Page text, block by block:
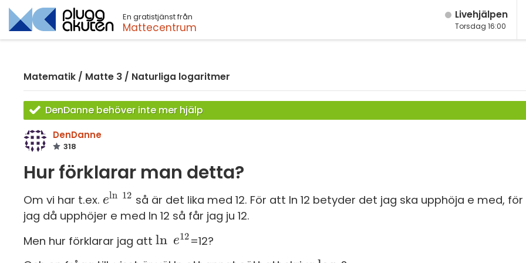
En gratistjänst från
Mattecentrum
Live­hjälpen
Torsdag 16:00
Matematik / Matte 3 / Naturliga logaritmer
DenDanne behöver inte mer hjälp
DenDanne
318
Hur förklarar man detta?
Om vi har t.ex. eln 12
eln 12 så är det lika med 12. För att ln 12 betyder det jag ska upphöja e med,
jag då upphöjer e med ln 12 så får jag ju 12.
Men hur förklarar jag att ln e12
ln e12 =12?
Sök